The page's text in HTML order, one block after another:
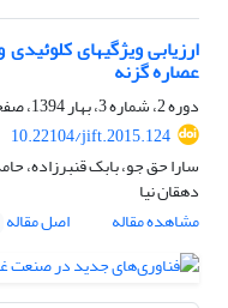
ارزیابی ویژگیهای
عصاره گزنه
دوره 2، شماره 3، بهار 1394، صفحه
10.22104/jift.2015.124
سارا حق جو، بابک قنبرزاده،
دهقان نیا
مشاهده مقاله
اصل مقاله